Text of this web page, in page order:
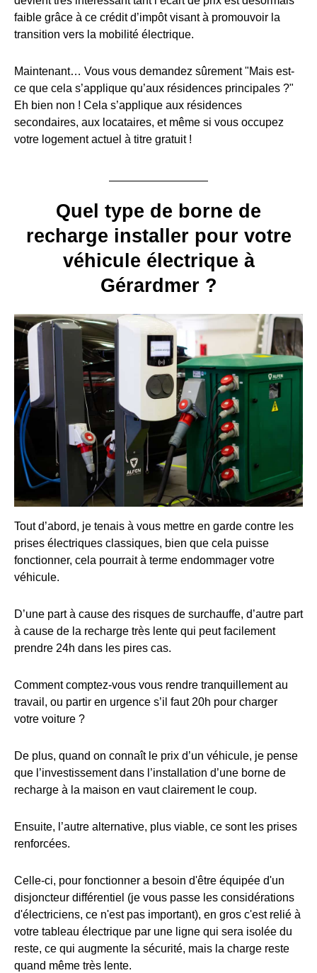
faible grâce à ce crédit d’impôt visant à promouvoir la
transition vers la mobilité électrique.
Maintenant… Vous vous demandez sûrement "Mais est-
ce que cela s’applique qu’aux résidences principales ?"
Eh bien non ! Cela s’applique aux résidences
secondaires, aux locataires, et même si vous occupez
votre logement actuel à titre gratuit !
Quel type de borne de
recharge installer pour votre
véhicule électrique à
Gérardmer ?
Tout d’abord, je tenais à vous mettre en garde contre les
prises électriques classiques, bien que cela puisse
fonctionner, cela pourrait à terme endommager votre
véhicule.
D’une part à cause des risques de surchauffe, d’autre part
à cause de la recharge très lente qui peut facilement
prendre 24h dans les pires cas.
Comment comptez-vous vous rendre tranquillement au
travail, ou partir en urgence s’il faut 20h pour charger
votre voiture ?
De plus, quand on connaît le prix d’un véhicule, je pense
que l’investissement dans l’installation d’une borne de
recharge à la maison en vaut clairement le coup.
Ensuite, l’autre alternative, plus viable, ce sont les prises
renforcées.
Celle-ci, pour fonctionner a besoin d'être équipée d'un
disjoncteur différentiel (je vous passe les considérations
d'électriciens, ce n'est pas important), en gros c'est relié à
votre tableau électrique par une ligne qui sera isolée du
reste, ce qui augmente la sécurité, mais la charge reste
quand même très lente.